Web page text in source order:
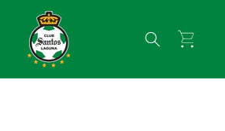
Carrito